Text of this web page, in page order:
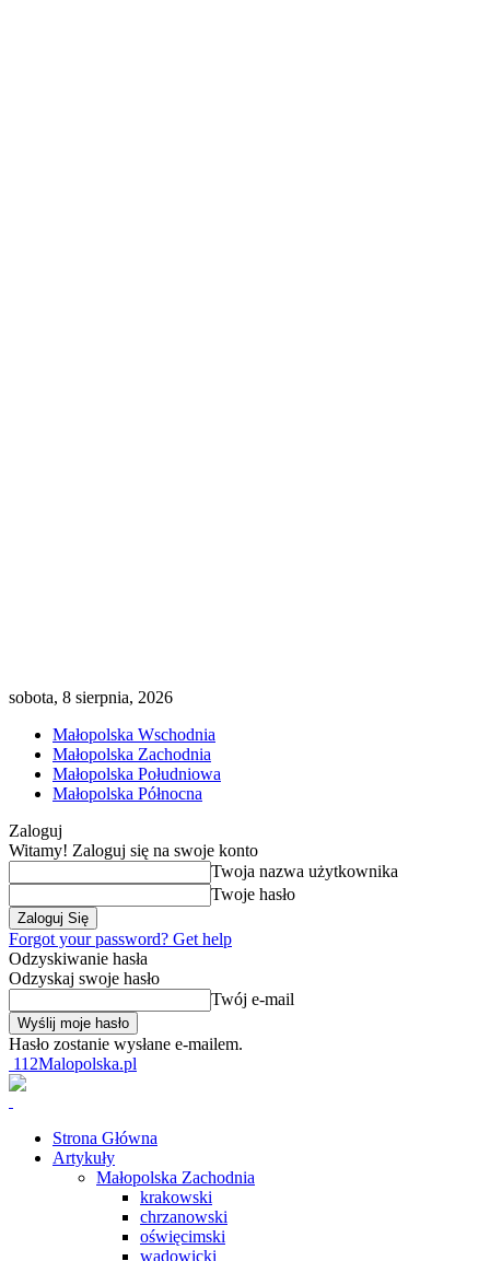
sobota, 8 sierpnia, 2026
Małopolska Wschodnia
Małopolska Zachodnia
Małopolska Południowa
Małopolska Północna
Zaloguj
Witamy! Zaloguj się na swoje konto
Twoja nazwa użytkownika
Twoje hasło
Forgot your password? Get help
Odzyskiwanie hasła
Odzyskaj swoje hasło
Twój e-mail
Hasło zostanie wysłane e-mailem.
112Malopolska.pl
Strona Główna
Artykuły
Małopolska Zachodnia
krakowski
chrzanowski
oświęcimski
wadowicki